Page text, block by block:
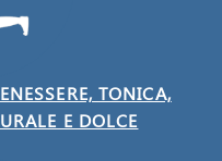
TONICA,
E DOLCE